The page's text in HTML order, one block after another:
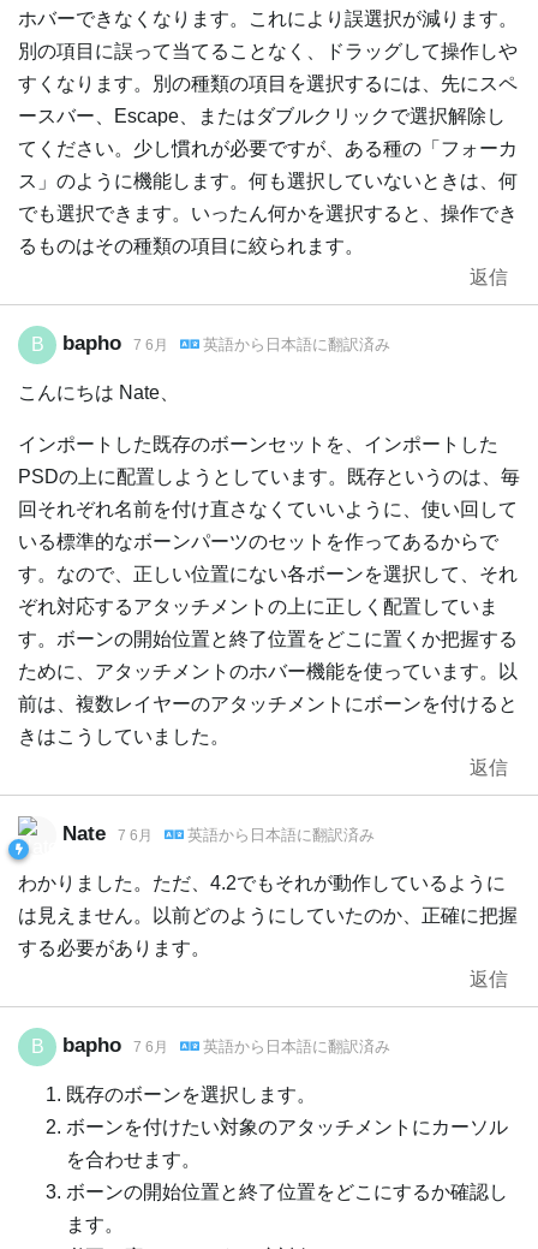
ホバーできなくなります。これにより誤選択が減ります。
別の項目に誤って当てることなく、ドラッグして操作しや
すくなります。別の種類の項目を選択するには、先にスペ
ースバー、Escape、またはダブルクリックで選択解除し
てください。少し慣れが必要ですが、ある種の「フォーカ
ス」のように機能します。何も選択していないときは、何
でも選択できます。いったん何かを選択すると、操作でき
るものはその種類の項目に絞られます。
返信
B bapho 7 6月 英語から 日本語に翻訳済み
こんにちは Nate、
インポートした既存のボーンセットを、インポートした
PSDの上に配置しようとしています。既存というのは、毎
回それぞれ名前を付け直さなくていいように、使い回して
いる標準的なボーンパーツのセットを作ってあるからで
す。なので、正しい位置にない各ボーンを選択して、それ
ぞれ対応するアタッチメントの上に正しく配置していま
す。ボーンの開始位置と終了位置をどこに置くか把握する
ために、アタッチメントのホバー機能を使っています。以
前は、複数レイヤーのアタッチメントにボーンを付けると
きはこうしていました。
返信
Nate 7 6月 英語から 日本語に翻訳済み
わかりました。ただ、4.2でもそれが動作しているように
は見えません。以前どのようにしていたのか、正確に把握
する必要があります。
返信
B bapho 7 6月 英語から 日本語に翻訳済み
既存のボーンを選択します。
ボーンを付けたい対象のアタッチメントにカーソル
を合わせます。
ボーンの開始位置と終了位置をどこにするか確認し
ます。